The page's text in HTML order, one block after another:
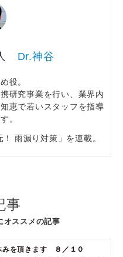
Dr.神谷
役。
研究事業を行い、業界内
恵で若いスタッフを指導
。
雨漏り対策」を連載。
事
オススメの記事
みを頂きます ８／１０